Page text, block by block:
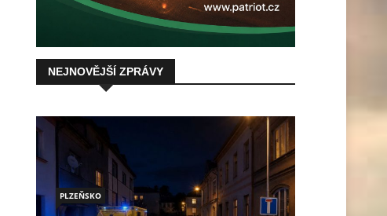
NEJNOVĚJŠÍ ZPRÁVY
PLZEŇSKO